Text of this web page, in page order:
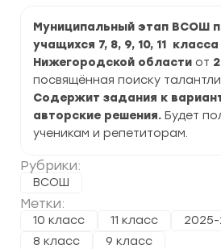
Муниципальный этап ВСОШ
учащихся 7, 8, 9, 10, 11 класса
Нижегородской области от
посвящённая поиску
Содержит задания к
авторские решения. Будет
ученикам и репетиторам.
Рубрики:
ВСОШ
Метки:
10 класс 11 класс
8 класс
9 класс
Нижегородской
области